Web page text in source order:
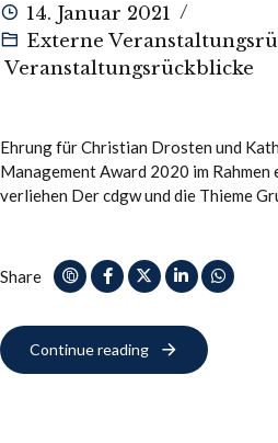
14. Januar 2021
Externe
Veranstaltungsrückblicke
Ehrung für Christian Drosten und
Management Award 2020 im
verliehen Der cdgw und die Thieme
Share
Continue reading